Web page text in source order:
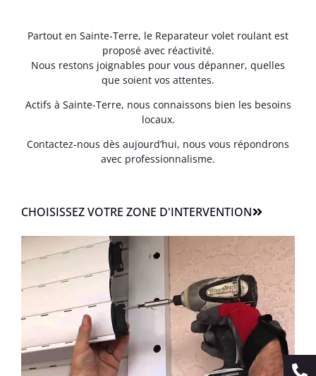
Partout en Sainte-Terre, le Reparateur volet roulant est
proposé avec réactivité.
Nous restons joignables pour vous dépanner, quelles
que soient vos attentes.
Actifs à Sainte-Terre, nous connaissons bien les besoins
locaux.
Contactez-nous dès aujourd’hui, nous vous répondrons
avec professionnalisme.
CHOISISSEZ VOTRE ZONE D'INTERVENTION